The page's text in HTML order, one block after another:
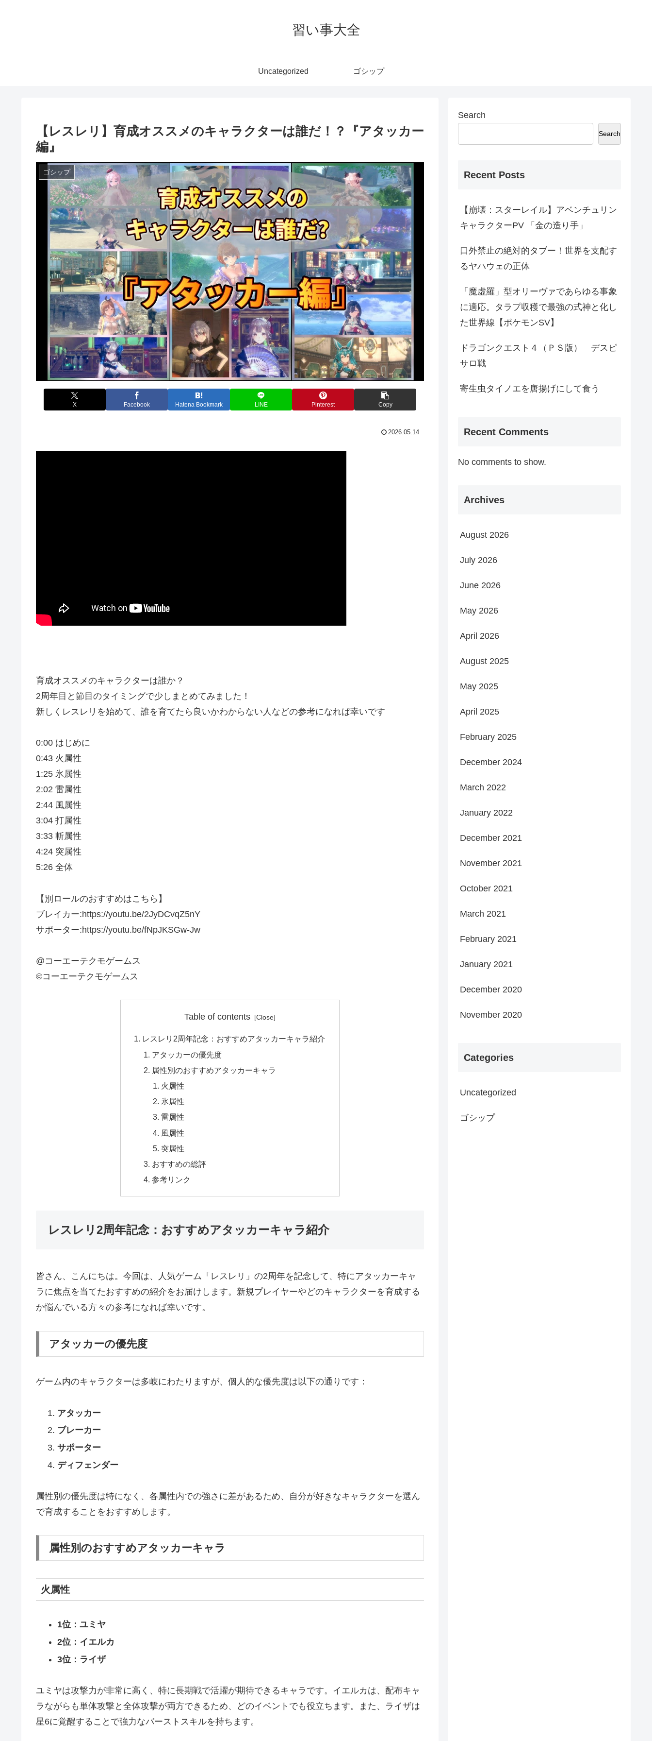
習い事大全
Uncategorized ゴシップ
【レスレリ】育成オススメのキャラクターは誰だ！？『アタッカー
編』
ゴシップ
X Facebook Hatena Bookmark LINE Pinterest Copy
2026.05.14
育成オススメのキャラクターは誰か？
2周年目と節目のタイミングで少しまとめてみました！
新しくレスレリを始めて、誰を育てたら良いかわからない人などの参考になれば幸いです
0:00 はじめに
0:43 火属性
1:25 氷属性
2:02 雷属性
2:44 風属性
3:04 打属性
3:33 斬属性
4:24 突属性
5:26 全体
【別ロールのおすすめはこちら】
ブレイカー:https://youtu.be/2JyDCvqZ5nY
サポーター:https://youtu.be/fNpJKSGw-Jw
@コーエーテクモゲームス
©コーエーテクモゲームス
Table of contents
レスレリ2周年記念：おすすめアタッカーキャラ紹介
アタッカーの優先度
属性別のおすすめアタッカーキャラ
火属性
氷属性
雷属性
風属性
突属性
おすすめの総評
参考リンク
レスレリ2周年記念：おすすめアタッカーキャラ紹介
皆さん、こんにちは。今回は、人気ゲーム「レスレリ」の2周年を記念して、特にアタッカーキャ
ラに焦点を当てたおすすめの紹介をお届けします。新規プレイヤーやどのキャラクターを育成する
か悩んでいる方々の参考になれば幸いです。
アタッカーの優先度
ゲーム内のキャラクターは多岐にわたりますが、個人的な優先度は以下の通りです：
アタッカー
ブレーカー
サポーター
ディフェンダー
属性別の優先度は特になく、各属性内での強さに差があるため、自分が好きなキャラクターを選ん
で育成することをおすすめします。
属性別のおすすめアタッカーキャラ
火属性
1位：ユミヤ
2位：イエルカ
3位：ライザ
ユミヤは攻撃力が非常に高く、特に長期戦で活躍が期待できるキャラです。イエルカは、配布キャ
ラながらも単体攻撃と全体攻撃が両方できるため、どのイベントでも役立ちます。また、ライザは
星6に覚醒することで強力なバーストスキルを持ちます。
Search
Search
Recent Posts
【崩壊：スターレイル】アベンチュリン
キャラクターPV 「金の造り手」
口外禁止の絶対的タブー！世界を支配す
るヤハウェの正体
「魔虚羅」型オリーヴァであらゆる事象
に適応。タラプ収穫で最強の式神と化し
た世界線【ポケモンSV】
ドラゴンクエスト４（ＰＳ版） デスピ
サロ戦
寄生虫タイノエを唐揚げにして食う
Recent Comments
No comments to show.
Archives
August 2026
July 2026
June 2026
May 2026
April 2026
August 2025
May 2025
April 2025
February 2025
December 2024
March 2022
January 2022
December 2021
November 2021
October 2021
March 2021
February 2021
January 2021
December 2020
November 2020
Categories
Uncategorized
ゴシップ